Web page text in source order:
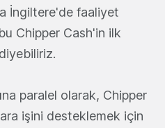
İngiltere'de faaliyet
Chipper Cash'in ilk
diyebiliriz.
paralel olarak, Chipper
işini desteklemek için